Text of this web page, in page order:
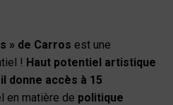
» de Carros est une
! Haut potentiel artistique
donne accès à 15
en matière de politique